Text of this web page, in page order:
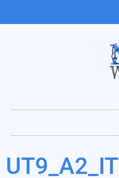
UT9_A2_IT